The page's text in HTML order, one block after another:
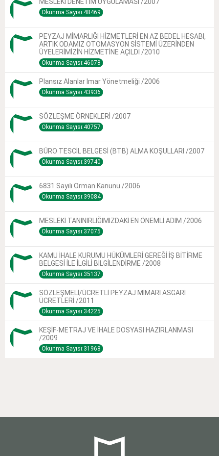
Okunma Sayısı:48469
PEYZAJ MİMARLIĞI HİZMETLERİ EN AZ BEDEL HESABI,
ARTIK ODAMIZ OTOMASYON SİSTEMİ ÜZERİNDEN
ÜYELERİMİZİN HİZMETİNE AÇILDI /2010
Okunma Sayısı:46078
Plansız Alanlar Imar Yönetmeliği /2006
Okunma Sayısı:43936
SÖZLEŞME ÖRNEKLERİ /2007
Okunma Sayısı:40757
BÜRO TESCİL BELGESİ (BTB) ALMA KOŞULLARI /2007
Okunma Sayısı:39740
6831 Sayılı Orman Kanunu /2006
Okunma Sayısı:39084
MESLEKİ TANINIRLIĞIMIZDAKİ EN ÖNEMLİ ADIM /2006
Okunma Sayısı:37075
KAMU İHALE KURUMU HÜKÜMLERİ GEREĞİ İŞ BİTİRME
BELGESİ İLE İLGİLİ BİLGİLENDİRME /2008
Okunma Sayısı:35137
SÖZLEŞMELİ/ÜCRETLİ PEYZAJ MİMARI ASGARİ
ÜCRETLERİ /2011
Okunma Sayısı:34225
KEŞİF-METRAJ VE İHALE DOSYASI HAZIRLANMASI
/2009
Okunma Sayısı:31968